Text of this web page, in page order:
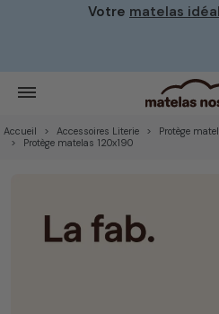
Votre matelas
Accueil Accessoires Literie Protège
Protège matelas 120x190